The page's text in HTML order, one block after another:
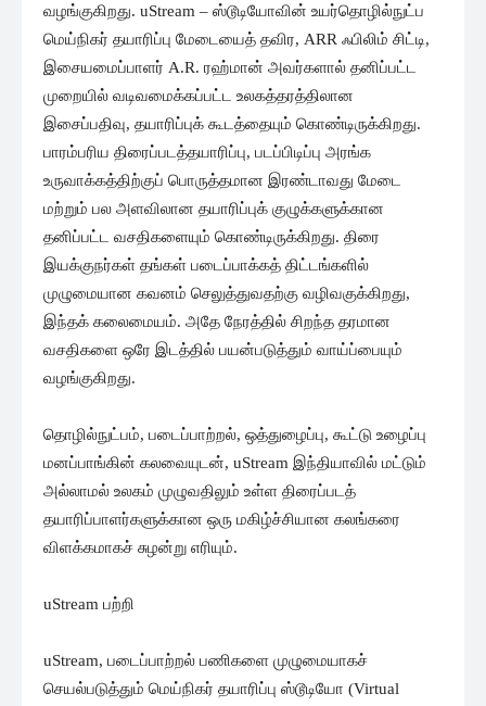
வழங்குகிறது. uStream – ஸ்டூடியோவின் உயர்தொழில்நுட்ப
மெய்நிகர் தயாரிப்பு மேடையைத் தவிர, ARR ஃபிலிம் சிட்டி,
இசையமைப்பாளர் A.R. ரஹ்மான் அவர்களால் தனிப்பட்ட
முறையில் வடிவமைக்கப்பட்ட உலகத்தரத்திலான
இசைப்பதிவு, தயாரிப்புக் கூடத்தையும் கொண்டிருக்கிறது.
பாரம்பரிய திரைப்படத்தயாரிப்பு, படப்பிடிப்பு அரங்க
உருவாக்கத்திற்குப் பொருத்தமான இரண்டாவது மேடை
மற்றும் பல அளவிலான தயாரிப்புக் குழுக்களுக்கான
தனிப்பட்ட வசதிகளையும் கொண்டிருக்கிறது. திரை
இயக்குநர்கள் தங்கள் படைப்பாக்கத் திட்டங்களில்
முழுமையான கவனம் செலுத்துவதற்கு வழிவகுக்கிறது,
இந்தக் கலைமையம். அதே நேரத்தில் சிறந்த தரமான
வசதிகளை ஒரே இடத்தில் பயன்படுத்தும் வாய்ப்பையும்
வழங்குகிறது.
தொழில்நுட்பம், படைப்பாற்றல், ஒத்துழைப்பு, கூட்டு உழைப்பு
மனப்பாங்கின் கலவையுடன், uStream இந்தியாவில் மட்டும்
அல்லாமல் உலகம் முழுவதிலும் உள்ள திரைப்படத்
தயாரிப்பாளர்களுக்கான ஒரு மகிழ்ச்சியான கலங்கரை
விளக்கமாகச் சுழன்று எரியும்.
uStream பற்றி
uStream, படைப்பாற்றல் பணிகளை முழுமையாகச்
செயல்படுத்தும் மெய்நிகர் தயாரிப்பு ஸ்டூடியோ (Virtual